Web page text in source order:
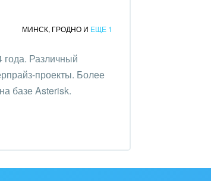
МИНСК, ГРОДНО И ЕЩЕ 1
года. Различный
проекты. Более
базе Asterisk.